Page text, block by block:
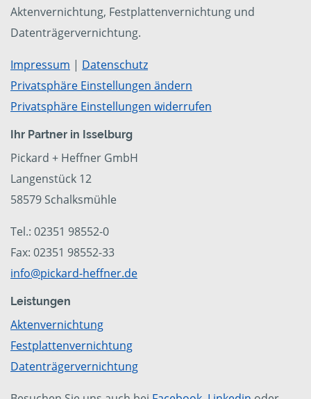
Aktenvernichtung, Festplattenvernichtung und
Datenträgervernichtung.
Impressum | Datenschutz
Privatsphäre Einstellungen ändern
Privatsphäre Einstellungen widerrufen
Ihr Partner in Isselburg
Pickard + Heffner GmbH
Langenstück 12
58579 Schalksmühle
Tel.: 02351 98552-0
Fax: 02351 98552-33
info@pickard-heffner.de
Leistungen
Aktenvernichtung
Festplattenvernichtung
Datenträgervernichtung